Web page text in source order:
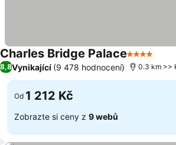
Charles Bridge Palace4 Počet
8,8Vynikající (9 478 hodnocení) 0.3 km >>
Od 1 212 Kč
Zobrazte si ceny z 9 webů